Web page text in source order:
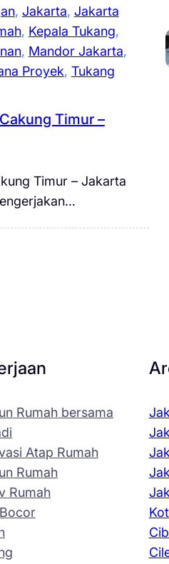
, Jakarta, Jakarta
, Kepala Tukang
, Mandor Jakarta
Proyek, Tukang
Timur –
Timur – Jakarta
Rumah bersama
Atap Rumah
Rumah
Rumah